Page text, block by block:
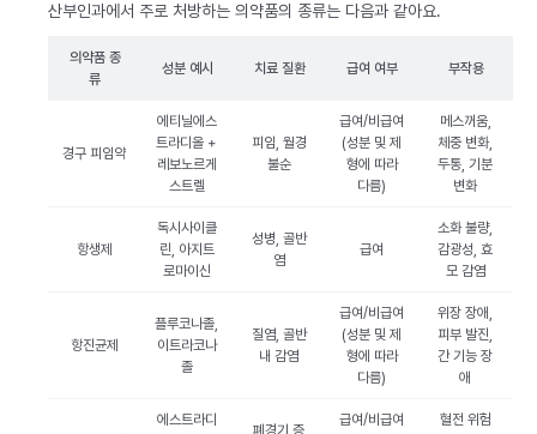
산부인과에서 주로 처방하는 의약품의 종류는 다음과 같아요.
의약품 종
류
성분 예시 치료 질환 급여 여부 부작용
경구 피임약
에티닐에스
트라디올 +
레보노르게
스트렐
피임, 월경
불순
급여/비급여
(성분 및 제
형에 따라
다름)
메스꺼움,
체중 변화,
두통, 기분
변화
항생제
독시사이클
린, 아지트
로마이신
성병, 골반
염
급여
소화 불량,
감광성, 효
모 감염
항진균제
플루코나졸,
이트라코나
졸
질염, 골반
내 감염
급여/비급여
(성분 및 제
형에 따라
다름)
위장 장애,
피부 발진,
간 기능 장
애
에스트라디
폐경기 증
급여/비급여
혈전 위험